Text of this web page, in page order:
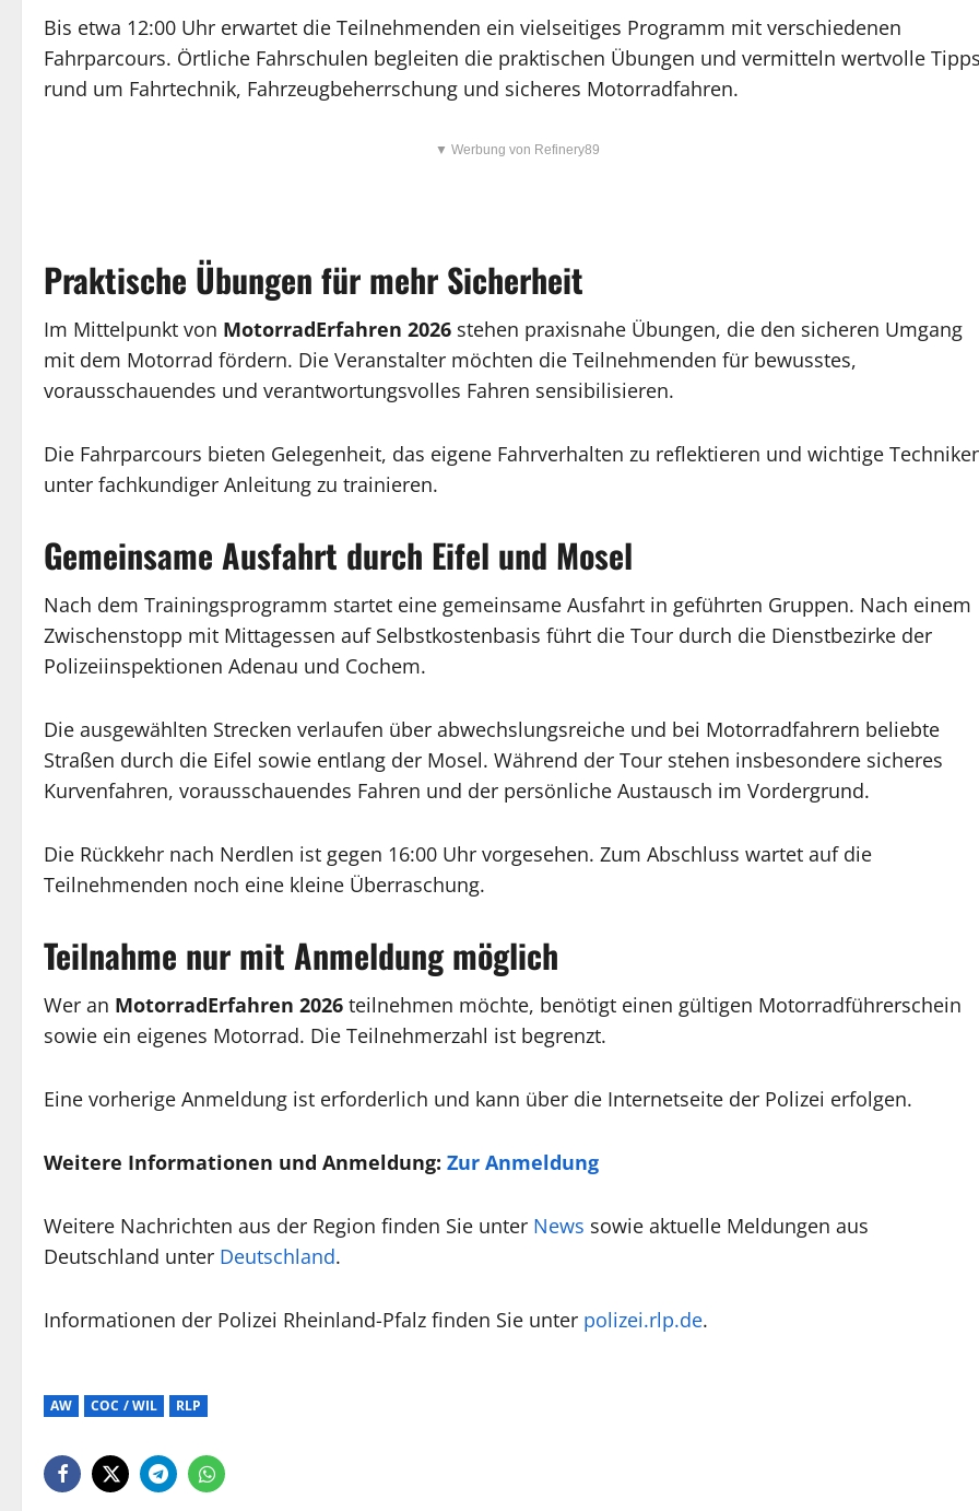
Bis etwa 12:00 Uhr erwartet die Teilnehmenden ein vielseitiges Programm mit verschiedenen
Fahrparcours. Örtliche Fahrschulen begleiten die praktischen Übungen und vermitteln wertvolle
rund um Fahrtechnik, Fahrzeugbeherrschung und sicheres Motorradfahren.
▼ Werbung von Refinery89
Praktische Übungen für mehr Sicherheit
Im Mittelpunkt von MotorradErfahren 2026 stehen praxisnahe Übungen, die den sicheren Umgang
mit dem Motorrad fördern. Die Veranstalter möchten die Teilnehmenden für bewusstes,
vorausschauendes und verantwortungsvolles Fahren sensibilisieren.
Die Fahrparcours bieten Gelegenheit, das eigene Fahrverhalten zu reflektieren und wichtige
unter fachkundiger Anleitung zu trainieren.
Gemeinsame Ausfahrt durch Eifel und Mosel
Nach dem Trainingsprogramm startet eine gemeinsame Ausfahrt in geführten Gruppen. Nach einem
Zwischenstopp mit Mittagessen auf Selbstkostenbasis führt die Tour durch die Dienstbezirke der
Polizeiinspektionen Adenau und Cochem.
Die ausgewählten Strecken verlaufen über abwechslungsreiche und bei Motorradfahrern beliebte
Straßen durch die Eifel sowie entlang der Mosel. Während der Tour stehen insbesondere sicheres
Kurvenfahren, vorausschauendes Fahren und der persönliche Austausch im Vordergrund.
Die Rückkehr nach Nerdlen ist gegen 16:00 Uhr vorgesehen. Zum Abschluss wartet auf die
Teilnehmenden noch eine kleine Überraschung.
Teilnahme nur mit Anmeldung möglich
Wer an MotorradErfahren 2026 teilnehmen möchte, benötigt einen gültigen Motorradführerschein
sowie ein eigenes Motorrad. Die Teilnehmerzahl ist begrenzt.
Eine vorherige Anmeldung ist erforderlich und kann über die Internetseite der Polizei erfolgen.
Weitere Informationen und Anmeldung: Zur Anmeldung
Weitere Nachrichten aus der Region finden Sie unter News sowie aktuelle Meldungen aus
Deutschland unter Deutschland.
Informationen der Polizei Rheinland-Pfalz finden Sie unter polizei.rlp.de.
AW COC / WIL RLP